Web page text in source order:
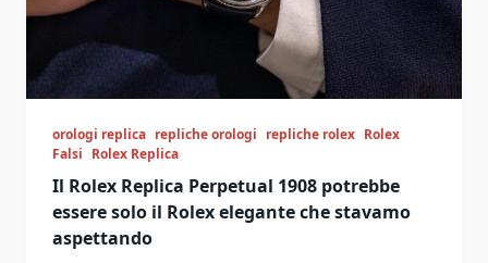
orologi replica repliche orologi repliche rolex Rolex
Falsi Rolex Replica
Il Rolex Replica Perpetual 1908 potrebbe
essere solo il Rolex elegante che stavamo
aspettando